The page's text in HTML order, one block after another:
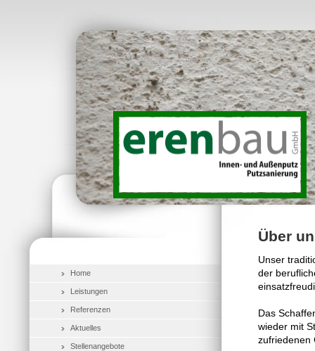
Über
Unser
der
Das
wieder mit
zufriedenen
Home
Leistungen
Referenzen
Aktuelles
Stellenangebote